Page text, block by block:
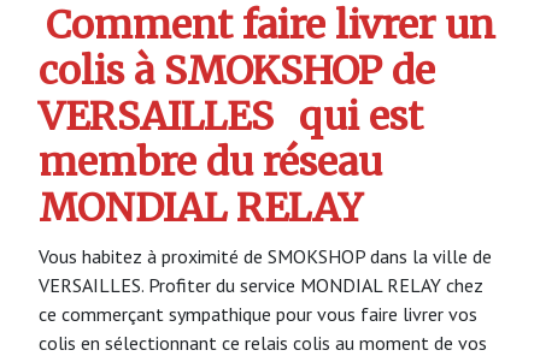
Comment faire livrer un
colis à SMOKSHOP de
VERSAILLES qui est
membre du réseau
MONDIAL RELAY
Vous habitez à proximité de SMOKSHOP dans la ville de
VERSAILLES. Profiter du service MONDIAL RELAY chez
ce commerçant sympathique pour vous faire livrer vos
colis en sélectionnant ce relais colis au moment de vos